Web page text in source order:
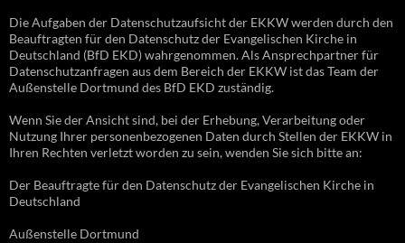
Die Aufgaben der Datenschutzaufsicht der EKKW werden durch den
Beauftragten für den Datenschutz der Evangelischen Kirche in
Deutschland (BfD EKD) wahrgenommen. Als Ansprechpartner für
Datenschutzanfragen aus dem Bereich der EKKW ist das Team der
Außenstelle Dortmund des BfD EKD zuständig.
Wenn Sie der Ansicht sind, bei der Erhebung, Verarbeitung oder
Nutzung Ihrer personenbezogenen Daten durch Stellen der EKKW in
Ihren Rechten verletzt worden zu sein, wenden Sie sich bitte an:
Der Beauftragte für den Datenschutz der Evangelischen Kirche in
Deutschland
Außenstelle Dortmund